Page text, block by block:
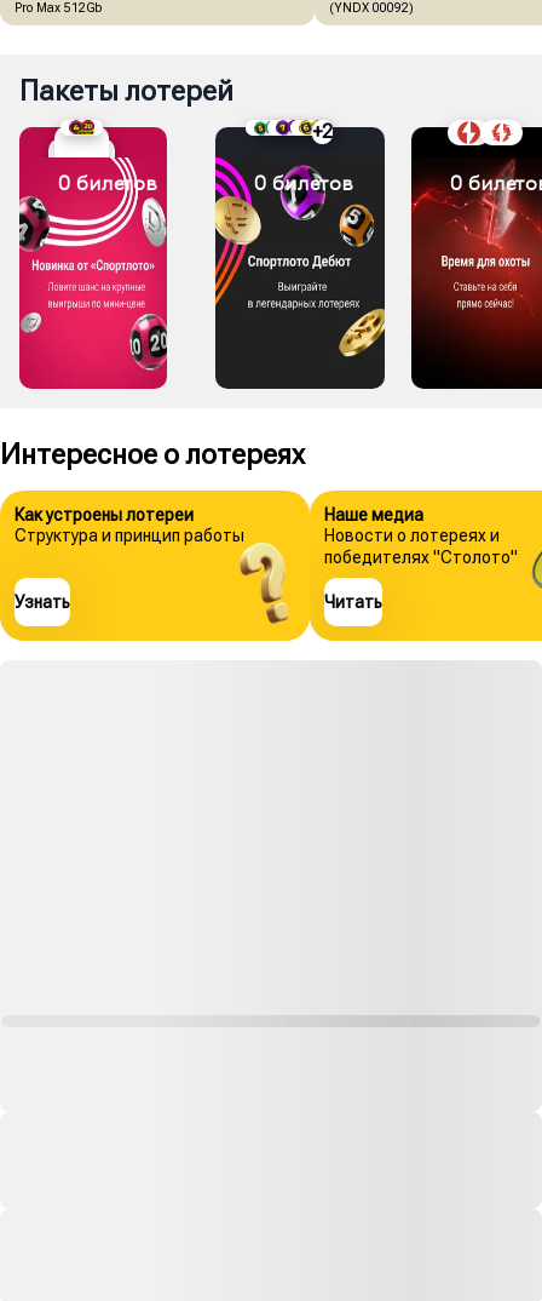
Pro Max 512Gb (YNDX 00092)
Пакеты лотерей
0 билетов
+2
0 билетов 0
Интересное о лотереях
Как устроены лотереи
Структура и принцип работы
Узнать
Наше медиа
Новости о лотереях и
победителях "Столото"
Читать